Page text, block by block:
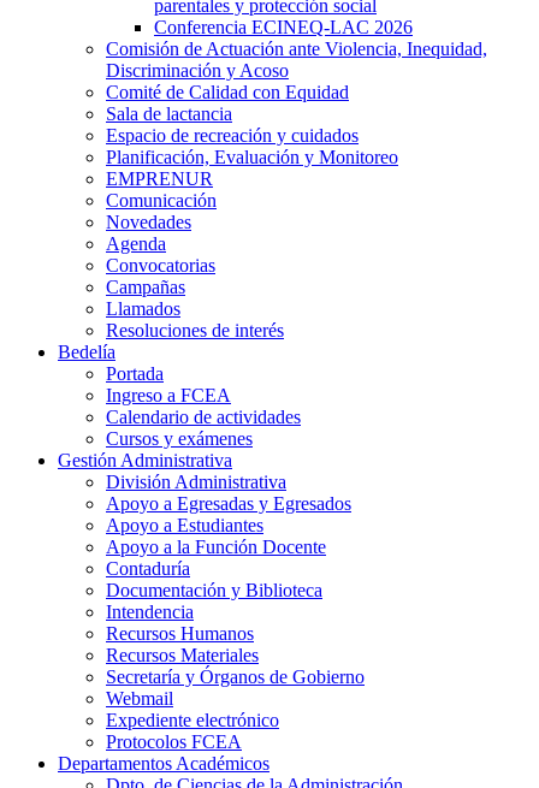
parentales y protección social
Conferencia ECINEQ-LAC 2026
Comisión de Actuación ante Violencia, Inequidad,
Discriminación y Acoso
Comité de Calidad con Equidad
Sala de lactancia
Espacio de recreación y cuidados
Planificación, Evaluación y Monitoreo
EMPRENUR
Comunicación
Novedades
Agenda
Convocatorias
Campañas
Llamados
Resoluciones de interés
Bedelía
Portada
Ingreso a FCEA
Calendario de actividades
Cursos y exámenes
Gestión Administrativa
División Administrativa
Apoyo a Egresadas y Egresados
Apoyo a Estudiantes
Apoyo a la Función Docente
Contaduría
Documentación y Biblioteca
Intendencia
Recursos Humanos
Recursos Materiales
Secretaría y Órganos de Gobierno
Webmail
Expediente electrónico
Protocolos FCEA
Departamentos Académicos